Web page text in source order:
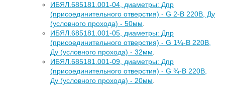
ИБЯЛ.685181.001-04, диаметры: Дпр
(присоединительного отверстия) - G 2-В 220В, Ду
(условного прохода) - 50мм
ИБЯЛ.685181.001-05, диаметры: Дпр
(присоединительного отверстия) - G 1¼-В 220В,
Ду (условного прохода) - 32мм
ИБЯЛ.685181.001-09, диаметры: Дпр
(присоединительного отверстия) - G ¾-В 220В,
Ду (условного прохода) - 20мм